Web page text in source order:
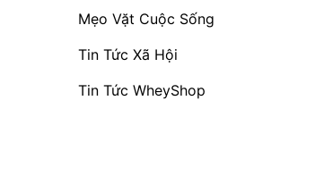
Mẹo Vặt Cuộc Sống
Tin Tức Xã Hội
Tin Tức WheyShop